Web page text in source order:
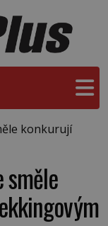
konkurují
směle